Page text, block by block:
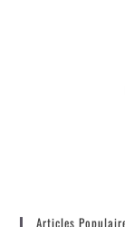
Articles